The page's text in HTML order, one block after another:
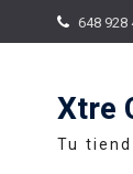
648 928
Xtre
Tu